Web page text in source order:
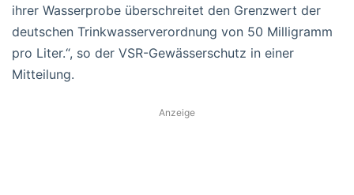
ihrer Wasserprobe überschreitet den Grenzwert der
deutschen Trinkwasserverordnung von 50 Milligramm
pro Liter.“, so der VSR-Gewässerschutz in einer
Mitteilung.
Anzeige